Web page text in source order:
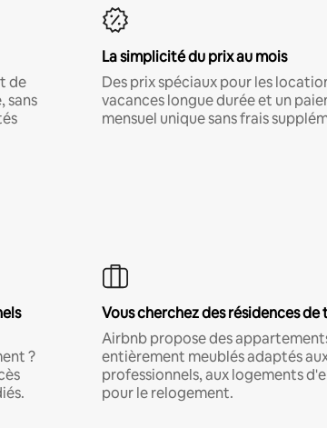
de
sans
La simplicité du prix au mois
Des prix spéciaux pour les
vacances longue durée et un
mensuel unique sans frais
?
Vous cherchez des résidences de
Airbnb propose des
entièrement meublés adaptés
professionnels, aux logements
pour le relogement.